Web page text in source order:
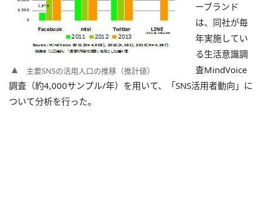
主要SNSの活用人口の推移（推計値）
ーブランド
は、同社が毎
年実施してい
る生活意識調
査MindVoice
調査（約4,000サンプル/年）を用いて、「SNS活用者動向」に
ついて分析を行った。